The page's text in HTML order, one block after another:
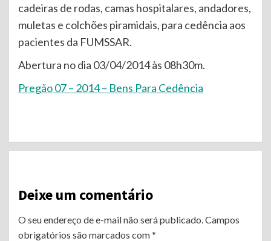
cadeiras de rodas, camas hospitalares, andadores,
muletas e colchões piramidais, para cedência aos
pacientes da FUMSSAR.
Abertura no dia 03/04/2014 às 08h30m.
Pregão 07 – 2014 – Bens Para Cedência
Continue
Reading
Deixe um comentário
O seu endereço de e-mail não será publicado. Campos
obrigatórios são marcados com*